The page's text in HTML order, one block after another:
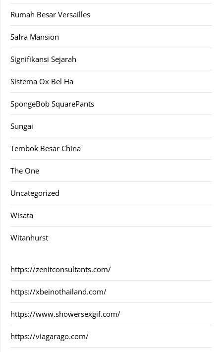
Rumah Besar Versailles
Safra Mansion
Signifikansi Sejarah
Sistema Ox Bel Ha
SpongeBob SquarePants
Sungai
Tembok Besar China
The One
Uncategorized
Wisata
Witanhurst
https://zenitconsultants.com/
https://xbeinothailand.com/
https://www.showersexgif.com/
https://viagarago.com/